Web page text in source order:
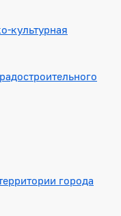
культурная
города